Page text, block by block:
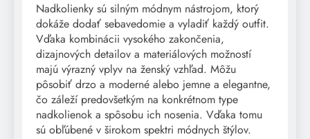
Nadkolienky sú silným módnym nástrojom, ktorý
dokáže dodať sebavedomie a vyladiť každý outfit.
Vďaka kombinácii vysokého zakončenia,
dizajnových detailov a materiálových možností
majú výrazný vplyv na ženský vzhľad. Môžu
pôsobiť drzo a moderné alebo jemne a elegantne,
čo záleží predovšetkým na konkrétnom type
nadkolienok a spôsobu ich nosenia. Vďaka tomu
sú obľúbené v širokom spektri módnych štýlov.